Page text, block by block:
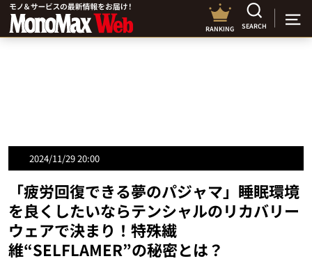
RANKING SEARCH
2024/11/29 20:00
「疲労回復できる夢のパジャマ」睡眠環境
を良くしたいならテンシャルのリカバリー
ウェアで決まり！特殊繊
維“SELFLAMER”の秘密とは？